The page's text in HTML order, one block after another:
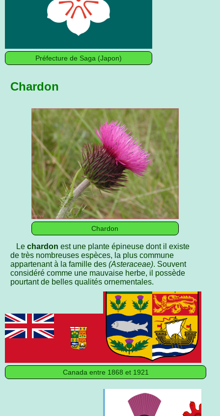
Préfecture de Saga (Japon)
Chardon
Chardon
Le chardon est une plante épineuse dont il existe
de très nombreuses espèces, la plus commune
appartenant à la famille des(Asteraceae). Souvent
considéré comme une mauvaise herbe, il possède
pourtant de belles qualités ornementales.
Canada entre 1868 et 1921